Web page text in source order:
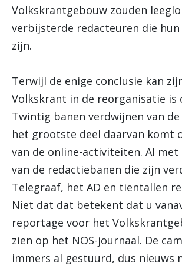
Volkskrantgebouw zouden
verbijsterde redacteuren die
zijn.
Terwijl de enige conclusie kan
Volkskrant in de reorganisatie is
Twintig banen verdwijnen van
het grootste deel daarvan komt
van de online-activiteiten. Al
van de redactiebanen die zijn
Telegraaf, het AD en tientallen
Niet dat dat betekent dat u
reportage voor het
zien op het NOS-journaal. De
immers al gestuurd, dus nieuws